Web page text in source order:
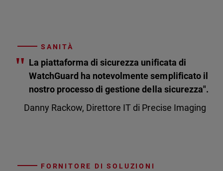
SANITÀ
" La piattaforma di sicurezza unificata di
WatchGuard ha notevolmente semplificato il
nostro processo di gestione della sicurezza".
Danny Rackow, Direttore IT di Precise Imaging
FORNITORE DI SOLUZIONI